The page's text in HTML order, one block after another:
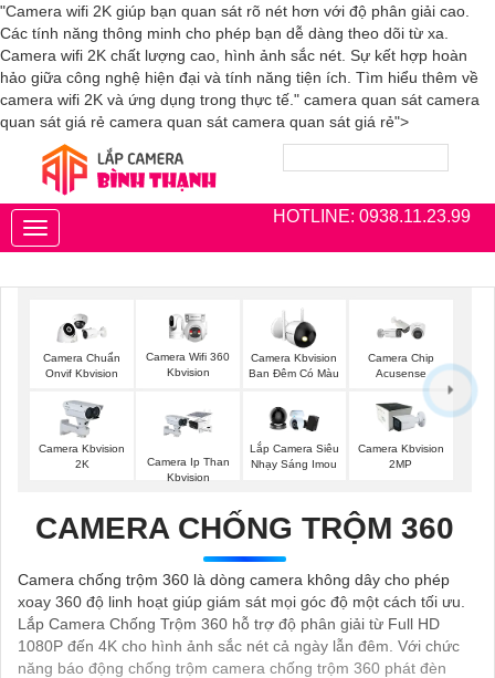
"Camera wifi 2K giúp bạn quan sát rõ nét hơn với độ phân giải cao.
Các tính năng thông minh cho phép bạn dễ dàng theo dõi từ xa.
Camera wifi 2K chất lượng cao, hình ảnh sắc nét. Sự kết hợp hoàn
hảo giữa công nghệ hiện đại và tính năng tiện ích. Tìm hiểu thêm về
camera wifi 2K và ứng dụng trong thực tế." camera quan sát camera
quan sát giá rẻ camera quan sát camera quan sát giá rẻ">
HOTLINE: 0938.11.23.99
Toggle
navigation
Camera Chuẩn
Onvif Kbvision
Camera Wifi 360
Kbvision
Camera Kbvision
Ban Đêm Có Màu
Camera Chip
Acusense
Camera Kbvision
2K
Camera Ip Than
Kbvision
Lắp Camera Siêu
Nhạy Sáng Imou
Camera Kbvision
2MP
CAMERA CHỐNG TRỘM 360
Camera chống trộm 360 là dòng camera không dây cho phép
xoay 360 độ linh hoạt giúp giám sát mọi góc độ một cách tối ưu.
Lắp Camera Chống Trộm 360 hỗ trợ độ phân giải từ Full HD
1080P đến 4K cho hình ảnh sắc nét cả ngày lẫn đêm. Với chức
năng báo động chống trộm camera chống trộm 360 phát đèn